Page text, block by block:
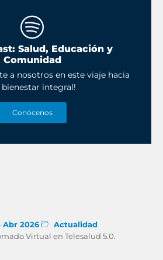
Salud, Educación y
Comunidad
a nosotros en este viaje hacia
bienestar integral!
Conócenos
Abr 2026
Actualidad
Virtual en Telesalud 5.0.